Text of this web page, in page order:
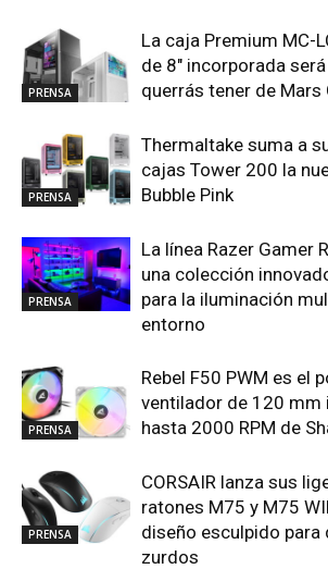
PRENSA
La caja Premium MC-
de 8″ incorporada
querrás tener de Mars
PRENSA
Thermaltake suma a
cajas Tower 200 la
Bubble Pink
PRENSA
La línea Razer Gamer
una colección
para la iluminación
entorno
PRENSA
Rebel F50 PWM es el
ventilador de 120 mm
hasta 2000 RPM de
PRENSA
CORSAIR lanza sus
ratones M75 y M75
diseño esculpido para
zurdos